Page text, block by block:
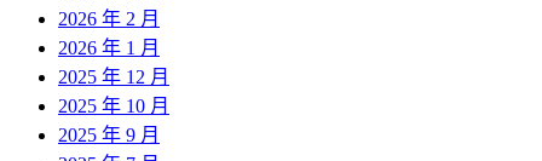
2026 年 2 月
2026 年 1 月
2025 年 12 月
2025 年 10 月
2025 年 9 月